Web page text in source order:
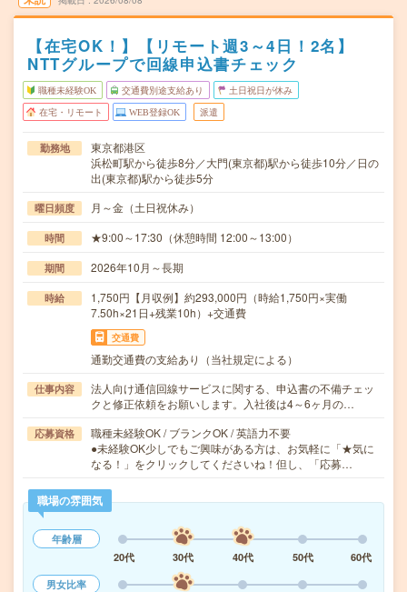
【在宅OK！】【リモート週3～4日！2名】
NTTグループで回線申込書チェック
職種未経験OK 交通費別途支給あり 土日祝日が休み
在宅・リモート WEB登録OK 派遣
勤務地
東京都港区
浜松町駅から徒歩8分／大門(東京都)駅から徒歩10分／日の
出(東京都)駅から徒歩5分
曜日頻度 月～金（土日祝休み）
時間 ★9:00～17:30（休憩時間 12:00～13:00）
期間 2026年10月～長期
時給
1,750円【月収例】約293,000円（時給1,750円×実働
7.50h×21日+残業10h）+交通費
交通費
通勤交通費の支給あり（当社規定による）
仕事内容
法人向け通信回線サービスに関する、申込書の不備チェッ
クと修正依頼をお願いします。入社後は4～6ヶ月の…
応募資格
職種未経験OK / ブランクOK / 英語力不要
●未経験OK少しでもご興味がある方は、お気軽に「★気に
なる！」をクリックしてくださいね！但し、「応募…
職場の雰囲気
年齢層
20代
30代 40代 50代
60代
男女比率